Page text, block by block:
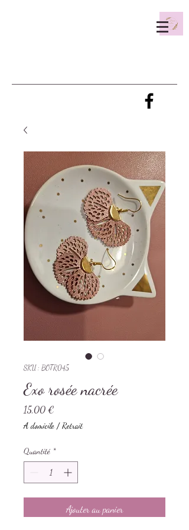
SKU : BOTR045
Exo rosée nacrée
15,00 €
A domicile / Retrait
Quantité *
Ajouter au panier